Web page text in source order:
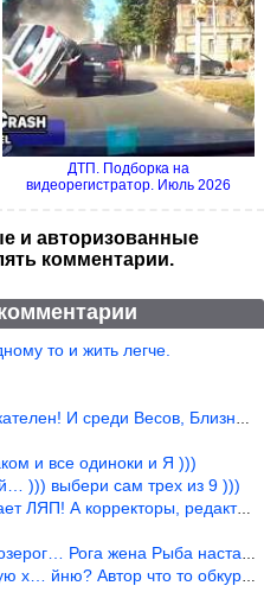
ДТП. Подборка на
видеорегистратор. Июль 2026
и авторизованные
комментарии.
то и жить легче.
И среди Весов, Близнецов встреч
и все одиноки и Я )))
))) выбери сам трех из 9 )))
А корректоры, редакторы пропус
Рога жена Рыба наставила ))
йню? Автор что то обкурился?